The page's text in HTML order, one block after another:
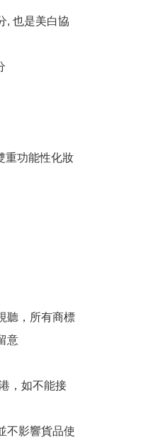
, 也是美白協
重功能性化妝
聽，所有商標
意
，如不能接
不影響貨品使